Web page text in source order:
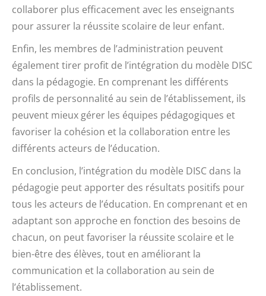
collaborer plus efficacement avec les enseignants
pour assurer la réussite scolaire de leur enfant.
Enfin, les membres de l’administration peuvent
également tirer profit de l’intégration du modèle DISC
dans la pédagogie. En comprenant les différents
profils de personnalité au sein de l’établissement, ils
peuvent mieux gérer les équipes pédagogiques et
favoriser la cohésion et la collaboration entre les
différents acteurs de l’éducation.
En conclusion, l’intégration du modèle DISC dans la
pédagogie peut apporter des résultats positifs pour
tous les acteurs de l’éducation. En comprenant et en
adaptant son approche en fonction des besoins de
chacun, on peut favoriser la réussite scolaire et le
bien-être des élèves, tout en améliorant la
communication et la collaboration au sein de
l’établissement.